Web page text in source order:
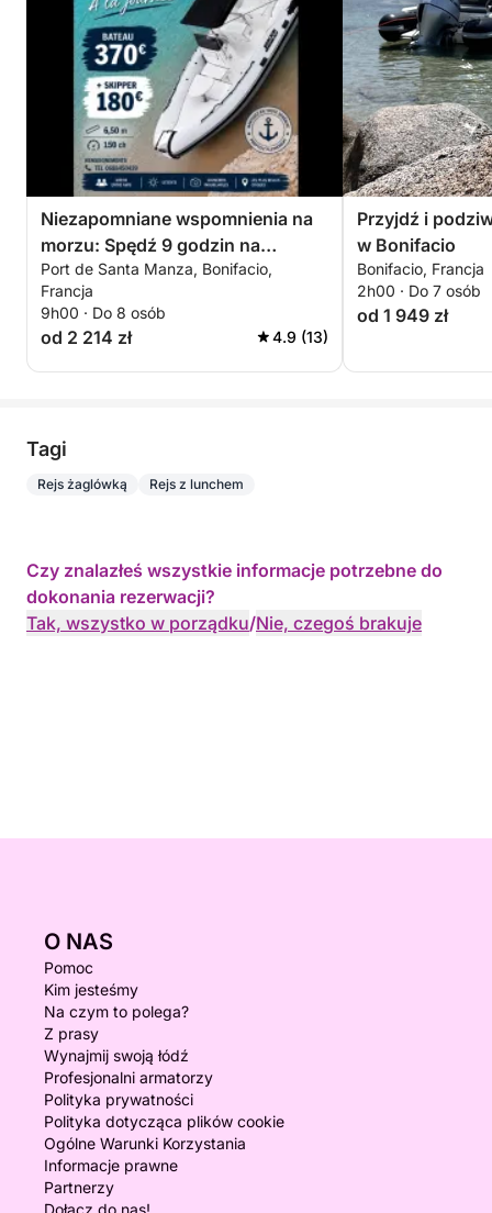
Niezapomniane wspomnienia na
morzu: Spędź 9 godzin na
zwiedzaniu Bonifacio
Port de Santa Manza, Bonifacio,
Francja
9h00 · Do 8 osób
od 2 214 zł 4.9 (13)
Przyjdź i
w Bonifacio
Bonifacio, Francja
2h00 · Do 7 osób
od 1 949 zł
Tagi
Rejs żaglówką Rejs z lunchem
Czy znalazłeś wszystkie informacje potrzebne do
dokonania rezerwacji?
Tak, wszystko w porządku/Nie, czegoś brakuje
O NAS
Pomoc
Kim jesteśmy
Na czym to polega?
Z prasy
Wynajmij swoją łódź
Profesjonalni armatorzy
Polityka prywatności
Polityka dotycząca plików cookie
Ogólne Warunki Korzystania
Informacje prawne
Partnerzy
Dołącz do nas!